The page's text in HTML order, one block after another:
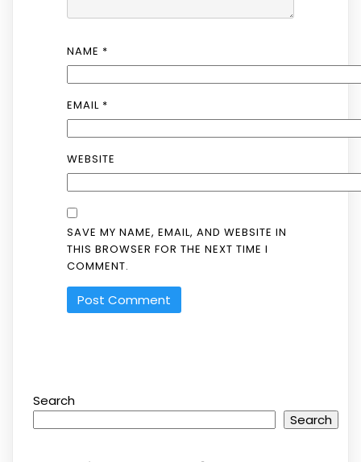
NAME *
EMAIL *
WEBSITE
SAVE MY NAME, EMAIL, AND WEBSITE IN
THIS BROWSER FOR THE NEXT TIME I
COMMENT.
Search
Search